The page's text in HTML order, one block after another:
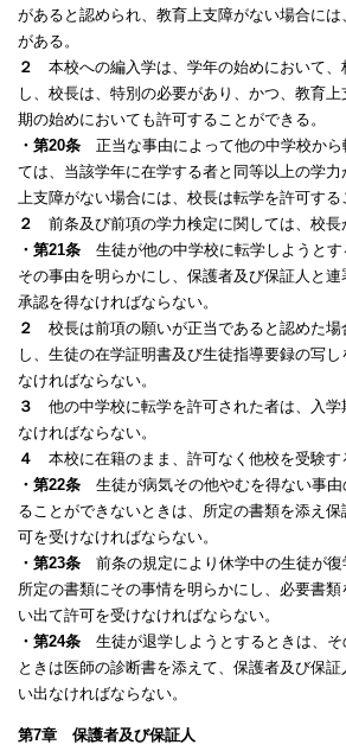
があると認められ、教育上支障がない場合には
がある。
２
本校への編入学は、学年の始めにおいて、
し、校長は、特別の必要があり、かつ、教育
期の始めにおいても許可することができる。
・第20条 正当な事由によって他の中学校から
ては、当該学年に在学する者と同等以上の学
上支障がない場合には、校長は転学を許可する
２
前条及び前項の学力検定に関しては、校長
・第21条 生徒が他の中学校に転学しようとす
その事由を明らかにし、保護者及び保証人と
承認を得なければならない。
２
校長は前項の願いが正当であると認めた場
し、生徒の在学証明書及び生徒指導要録の写
なければならない。
３
他の中学校に転学を許可された者は、入学
なければならない。
４
本校に在籍のまま、許可なく他校を受験す
・第22条 生徒が病気その他やむを得ない事由
ることができないときは、所定の書類を添え
可を受けなければならない。
・第23条 前条の規定により休学中の生徒が復
所定の書類にその事情を明らかにし、必要書
い出て許可を受けなければならない。
・第24条 生徒が退学しようとするときは、
ときは医師の診断書を添えて、保護者及び保
い出なければならない。
第7章 保護者及び保証人